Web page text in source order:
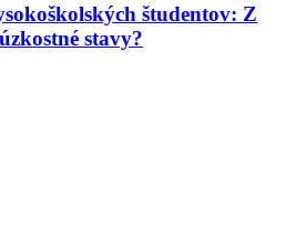
študentov: Z
stavy?